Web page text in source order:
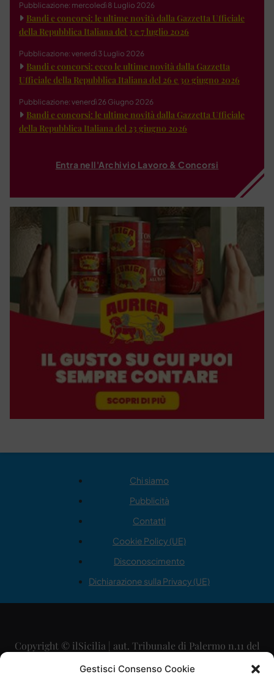
Gestisci Consenso Cookie
Pubblicazione: mercoledì 8 Luglio 2026
Bandi e concorsi: le ultime novità dalla Gazzetta Ufficiale
della Repubblica Italiana del 3 e 7 luglio 2026
Pubblicazione: venerdì 3 Luglio 2026
Bandi e concorsi: ecco le ultime novità dalla Gazzetta
Ufficiale della Repubblica Italiana del 26 e 30 giugno 2026
Pubblicazione: venerdì 26 Giugno 2026
Bandi e concorsi: le ultime novità dalla Gazzetta Ufficiale
della Repubblica Italiana del 23 giugno 2026
Entra nell'Archivio Lavoro & Concorsi
Chi siamo
Pubblicità
Contatti
Cookie Policy (UE)
Disconoscimento
Dichiarazione sulla Privacy (UE)
Copyright © ilSicilia | aut. Tribunale di Palermo n.11 del
29/09/2015